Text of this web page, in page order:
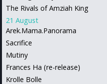
The Rivals of Amziah King
21 August
Arek.Mama.Panorama
Sacrifice
Mutiny
Frances Ha (re-release)
Krolle Bolle